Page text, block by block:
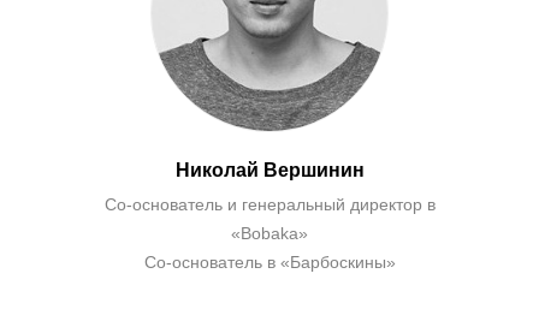
Николай Вершинин
Со-основатель и генеральный директор в
«Bobaka»
Со-основатель в «Барбоскины»